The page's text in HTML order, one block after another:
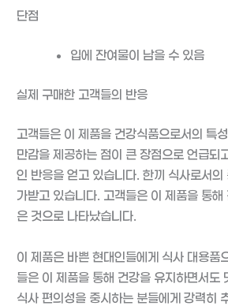
단점
입에 잔여물이 남을 수 있음
실제 구매한 고객들의 반응
고객들은 이 제품을 건강식품으로서의 특
만감을 제공하는 점이 큰 장점으로 언급되
인 반응을 얻고 있습니다. 한끼 식사로서
가받고 있습니다. 고객들은 이 제품을 통
은 것으로 나타났습니다.
이 제품은 바쁜 현대인들에게 식사 대용품
들은 이 제품을 통해 건강을 유지하면서도
식사 편의성을 중시하는 분들에게 강력히